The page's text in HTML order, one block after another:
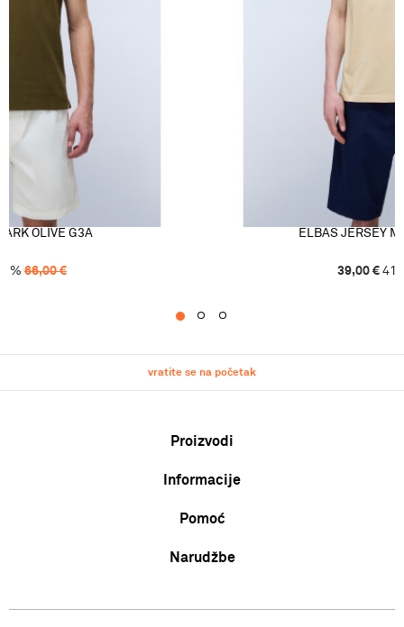
OLIVE G3A
% 66,00€
ELBAS JERSEY
39,00 € 41
vratite se na početak
Proizvodi
Muškarci
Žene
Djeca
Informacije
O nama
Zaposlenje
Pomoć
Uvjeti korištenja i prodaje
Narudžbe